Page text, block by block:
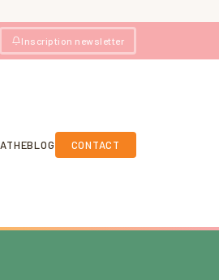
Inscription newsletter
BLOG CONTACT